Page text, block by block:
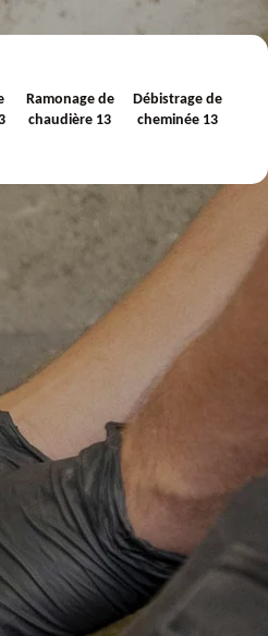
Ramonage de
chaudière 13
Débistrage de
cheminée 13